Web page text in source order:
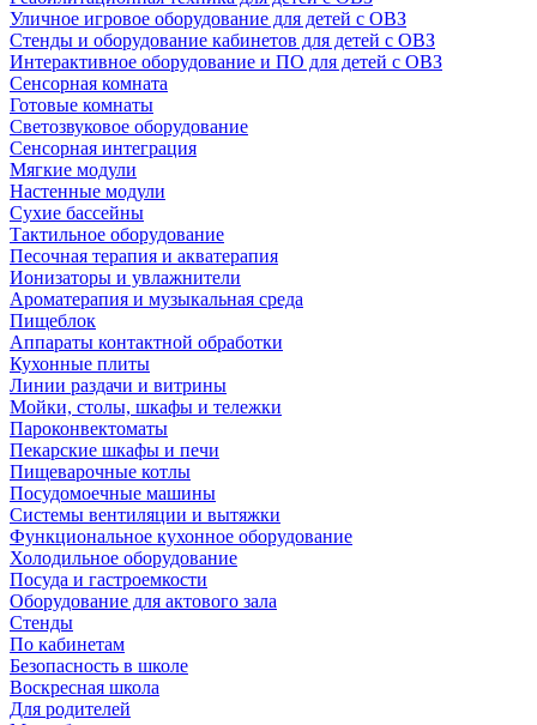
Уличное игровое оборудование для детей с ОВЗ
Стенды и оборудование кабинетов для детей с ОВЗ
Интерактивное оборудование и ПО для детей с ОВЗ
Сенсорная комната
Готовые комнаты
Светозвуковое оборудование
Сенсорная интеграция
Мягкие модули
Настенные модули
Сухие бассейны
Тактильное оборудование
Песочная терапия и акватерапия
Ионизаторы и увлажнители
Ароматерапия и музыкальная среда
Пищеблок
Аппараты контактной обработки
Кухонные плиты
Линии раздачи и витрины
Мойки, столы, шкафы и тележки
Пароконвектоматы
Пекарские шкафы и печи
Пищеварочные котлы
Посудомоечные машины
Системы вентиляции и вытяжки
Функциональное кухонное оборудование
Холодильное оборудование
Посуда и гастроемкости
Оборудование для актового зала
Стенды
По кабинетам
Безопасность в школе
Воскресная школа
Для родителей